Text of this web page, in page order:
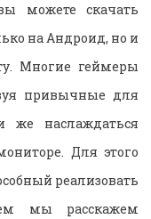
можете скачать
на Андроид, но и
Многие геймеры
привычные для
же наслаждаться
Для этого
реализовать
мы расскажем